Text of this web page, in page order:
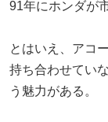
91年にホンダが
とはいえ、アコ
持ち合わせてい
う魅力がある。